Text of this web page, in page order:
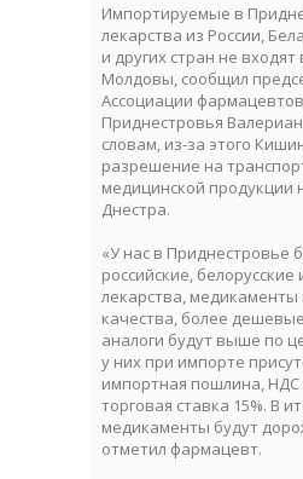
Импортируемые в
лекарства из России,
и других стран не входят
Молдовы, сообщил
Ассоциации фармацевтов
Приднестровья Валериан
словам, из-за этого
разрешение на
медицинской продукции
Днестра.
«У нас в Приднестровье
российские, белорусские
лекарства, медикаменты
качества, более
аналоги будут выше по
у них при импорте
импортная пошлина, НДС
торговая ставка 15%. В
медикаменты будут
отметил фармацевт.